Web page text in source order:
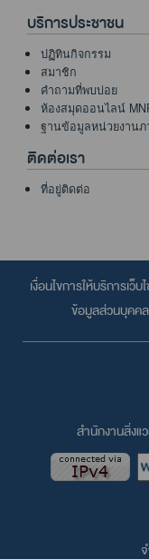
บริการประชาชน
ปฏิทินกิจกรรม
สมาชิก
คำถามที่พบบ่อย
ห้องสมุดออนไลน์
ฐานข้อมูลหน่วยงานภ
ติดต่อเรา
ที่อยู่ติดต่อ
เงื่อนไขการให้บริการเว็บ
ข้อมูลส่วนบุคคล
สำนักงานสิ่งแ